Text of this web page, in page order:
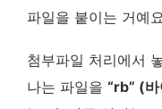
파일을 붙이는 거예
첨부파일 처리에서
나는 파일을 “rb” (